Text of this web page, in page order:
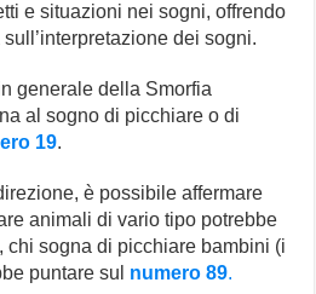
e situazioni nei sogni, offrendo
dei sogni.
generale della Smorfia
al sogno di picchiare o di
19.
è possibile affermare
animali di vario tipo potrebbe
, chi sogna di picchiare bambini (i
puntare sul numero 89.